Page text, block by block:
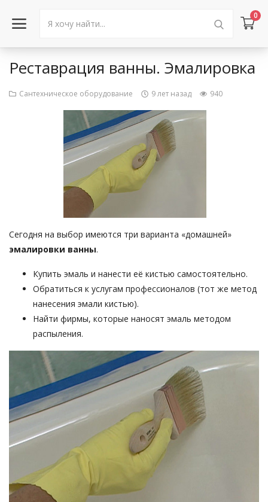
0
Войти в аккаунт
Контакты
Реставрация ванны. Эмалировка
Сантехническое оборудование 9 лет назад 940
Сегодня на выбор имеются три варианта «домашней»
эмалировки ванны.
Купить эмаль и нанести её кистью самостоятельно.
Обратиться к услугам профессионалов (тот же метод
нанесения эмали кистью).
Найти фирмы, которые наносят эмаль методом
распыления.